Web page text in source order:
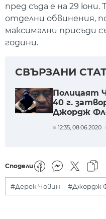
пред съда е на 29
отделни обвинения,
максимални присъди
години.
СВЪРЗАНИ
Полицаят
40 г.
Джордж
12:35, 08.06.2020
Сподели
#Дерек Човин #Джордж